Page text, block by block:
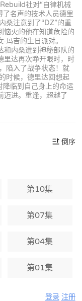
社对“自律机械
了名声的技术人员德里
桑注意到了“DZ”的重
恼火的他在知道危险的
玛吉的生日派对。
和内桑遭到神秘部队的
里达再次睁开眼时，时
陷入了战争状态！就
时候，德里达回想起
降临到自己身上的命运
迈进。重逢，超越了
倒序
第10集
第07集
第04集
第01集
登录 注册